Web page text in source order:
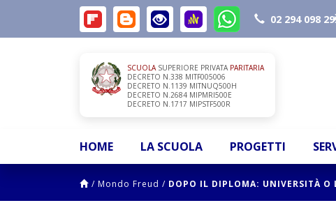
02 294 098 29
SCUOLASUPERIORE PRIVATA PARITARIA
DECRETO N.338 MITF005006
DECRETO N.1139 MITNUQ500H
DECRETO N.2684 MIPMRI500E
DECRETO N.1717 MIPSTF500R
HOME LA SCUOLA PROGETTI
/ Mondo Freud / DOPO IL DIPLOMA: UNIVERSITÀ O